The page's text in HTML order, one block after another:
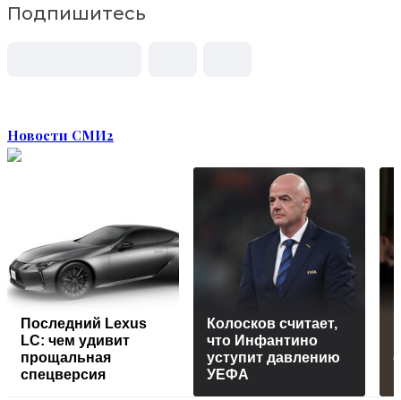
Подпишитесь
Новости СМИ2
Последний Lexus
LC: чем удивит
прощальная
спецверсия
Колосков считает,
что Инфантино
уступит давлению
УЕФА